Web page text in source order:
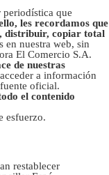
que
les recordamos que
distribuir, copiar total
en nuestra web, sin
El Comercio S.A.
de nuestras
a información
oficial.
el contenido
esfuerzo.
restablecer